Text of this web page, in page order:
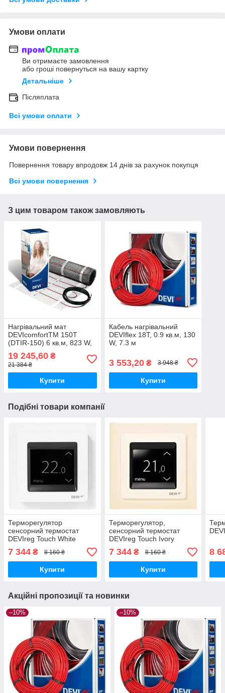
Умови оплати
Ви отримаєте замовлення
або гроші повернуться на вашу картку
Детальніше
Післяплата
Всі умови оплати
Умови повернення
Повернення товару впродовж 14 днів за рахунок покупця
Всі умови повернення
З цим товаром також замовляють
Нагрівальний мат
DEVIcomfortTM 150T
(DTIR-150) 6 кв.м, 823 W,
19 245,60 ₴
21 384 ₴
Купити
Кабель нагрівальний
DEVIflex 18Т, 0.9 кв.м, 130
W, 7.3 м
3 553,20₴ 3 948 ₴
Купити
Подібні товари компанії
Терморегулятор
сенсорний термостат
DEVIreg Touch White
7 344 ₴ 8 160 ₴
Купити
Терморегулятор,
сенсорний термостат
DEVIreg Touch Ivory
7 344₴ 8 160 ₴
Купити
8
Акційні пропозиції та новинки
–10% –10%